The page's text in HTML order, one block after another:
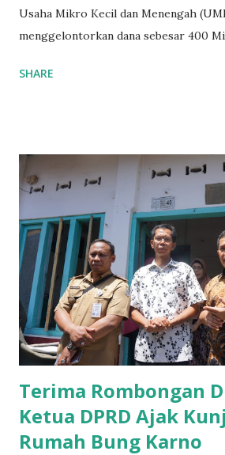
Usaha Mikro Kecil dan Menengah
menggelontorkan dana sebesar 400
UMKM di Jatim. Namun
yang sebenarnya ada dana pinjaman
Ketika saya menjalankan Reses di
Tulungagung , banyak masyarakat
dana pinjaman lunak di Bank UMKM
UMKM, karena sebenarnya jika
memberikan sosialisasi sampai ke
yakin masyarakat sangat senang
akrab dipanggil Gus Udin tersebut.
MEA, seharusnya pelaku UMKM
dana pinjaman unt...
SHARE
Terima Rombongan
Ketua DPRD Ajak
Rumah Bung Karno